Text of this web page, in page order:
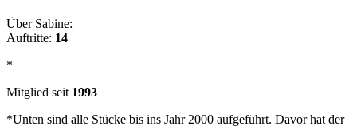
Über Sabine:
Auftritte: 14
*
Mitglied seit 1993
*Unten sind alle Stücke bis ins Jahr 2000 aufgeführt. Davor hat der